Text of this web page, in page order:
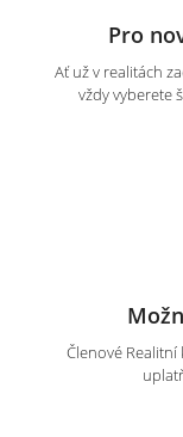
Pro
Ať už v realitách
vždy vyberete
Členové